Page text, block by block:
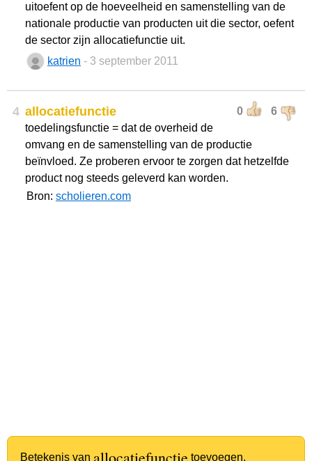
uitoefent op de hoeveelheid en samenstelling van de
nationale productie van producten uit die sector, oefent
de sector zijn allocatiefunctie uit.
katrien - 3 september 2011
4 0 6
allocatiefunctie
toedelingsfunctie = dat de overheid de
omvang en de samenstelling van de productie
beïnvloed. Ze proberen ervoor te zorgen dat hetzelfde
product nog steeds geleverd kan worden.
Bron: scholieren.com
Betekenis van toevoegen.